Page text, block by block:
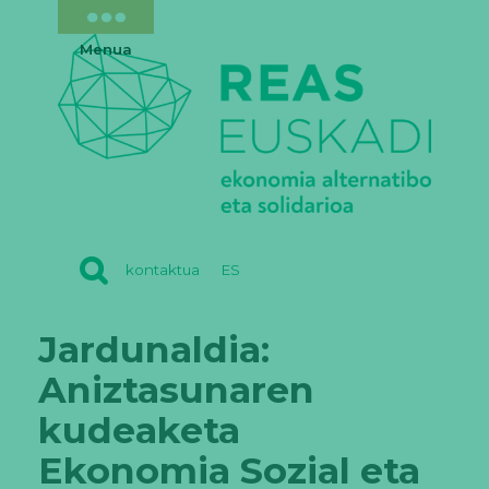
kontaktua ES
Menua
Jardunaldia:
Aniztasunaren
kudeaketa
Ekonomia Sozial eta